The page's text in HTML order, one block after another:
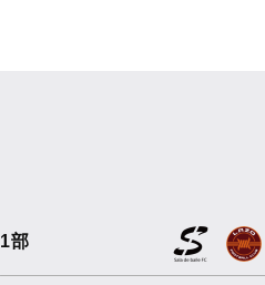
1部